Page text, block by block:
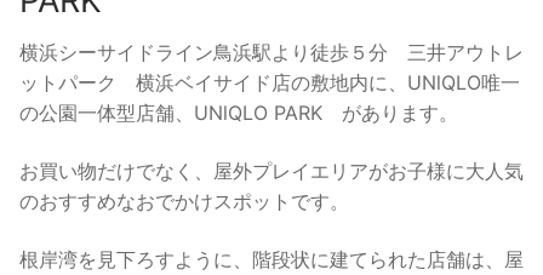
宅配レンタル商品一覧
お客様の声
横浜シーサイドライン鳥浜駅より徒歩５分 三井アウトレ
ットパーク 横浜ベイサイド店の敷地内に、UNlQLO唯一
の公園一体型店舗、UNlQLO PARK があります。
お買い物だけでなく、屋外プレイエリアがお子様に大人気
のおすすめなおでかけスポットです。
根岸湾を見下ろすように、階段状に建てられた店舗は、屋